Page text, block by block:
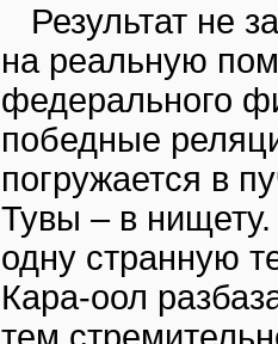
Результат не
на реальную
федерального
победные
погружается в
Тувы – в
одну странную
Кара-оол
тем